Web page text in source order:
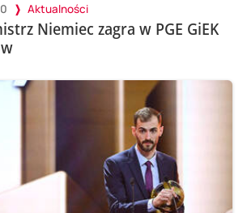
Aktualności
Niemiec zagra w PGE GiEK